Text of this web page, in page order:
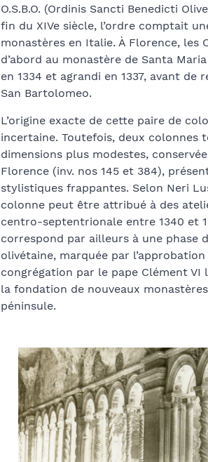
O.S.B.O. (Ordinis Sancti Benedicti
fin du XIVe siècle, l’ordre comptait
monastères en Italie. À Florence, les
d’abord au monastère de Santa
en 1334 et agrandi en 1337, avant de
San Bartolomeo.
L’origine exacte de cette paire de
incertaine. Toutefois, deux colonnes
dimensions plus modestes,
Florence (inv. nos 145 et 384),
stylistiques frappantes. Selon Neri
colonne peut être attribué à des
centro-septentrionale entre 1340 et
correspond par ailleurs à une phase
olivétaine, marquée par
congrégation par le pape Clément VI
la fondation de nouveaux
péninsule.